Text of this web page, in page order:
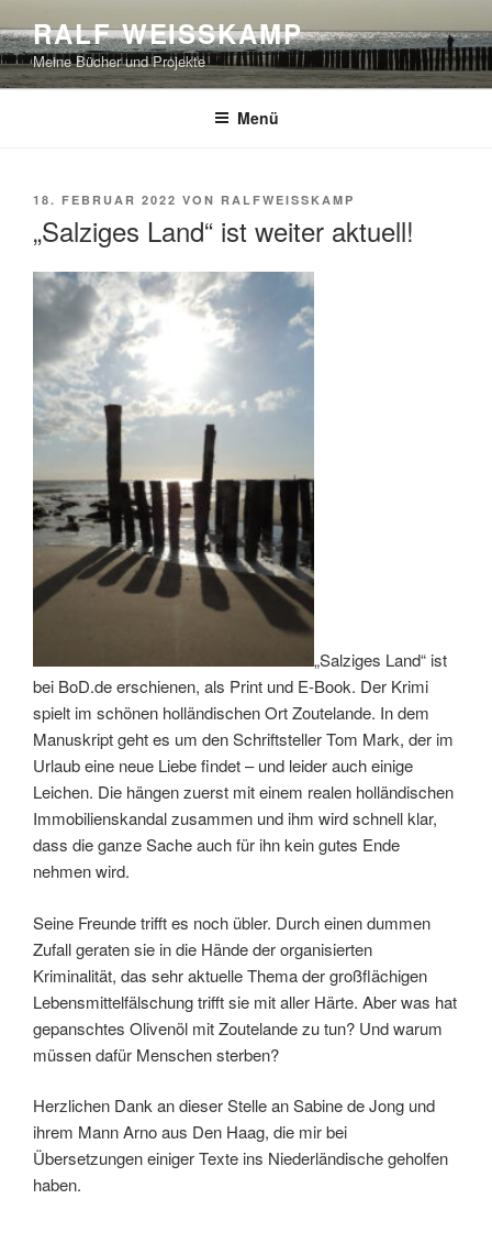
Inhalt
springen
RALF WEISSKAMP
Meine Bücher und Projekte
Menü
VERÖFFENTLICHT
18. FEBRUAR 2022 VON RALFWEISSKAMP
„Salziges Land“ ist weiter aktuell!
„Salziges Land“ ist
bei BoD.de erschienen, als Print und E-Book. Der Krimi
spielt im schönen holländischen Ort Zoutelande. In dem
Manuskript geht es um den Schriftsteller Tom Mark, der im
Urlaub eine neue Liebe findet – und leider auch einige
Leichen. Die hängen zuerst mit einem realen holländischen
Immobilienskandal zusammen und ihm wird schnell klar,
dass die ganze Sache auch für ihn kein gutes Ende
nehmen wird.
Seine Freunde trifft es noch übler. Durch einen dummen
Zufall geraten sie in die Hände der organisierten
Kriminalität, das sehr aktuelle Thema der großflächigen
Lebensmittelfälschung trifft sie mit aller Härte. Aber was hat
gepanschtes Olivenöl mit Zoutelande zu tun? Und warum
müssen dafür Menschen sterben?
Herzlichen Dank an dieser Stelle an Sabine de Jong und
ihrem Mann Arno aus Den Haag, die mir bei
Übersetzungen einiger Texte ins Niederländische geholfen
haben.